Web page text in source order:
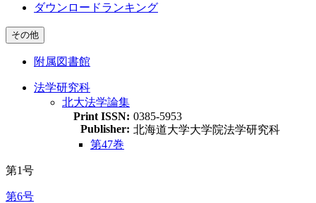
ダウンロードランキング
その他
附属図書館
法学研究科
北大法学論集
Print ISSN: 0385-5953
Publisher: 北海道大学大学院法学研究科
第47巻
第1号
第6号